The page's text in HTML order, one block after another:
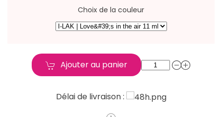
Choix de la couleur
Ajouter au panier
Délai de livraison :